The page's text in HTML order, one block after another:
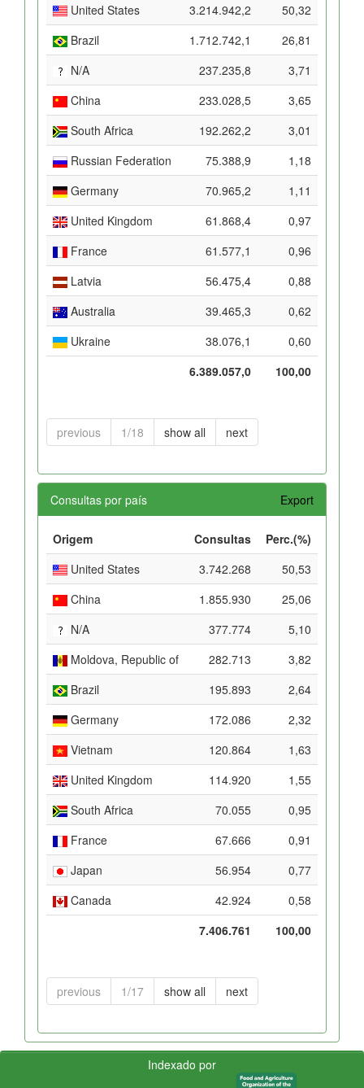
United States 3.214.942,2
50,32
Brazil
1.712.742,1
26,81
N/A
237.235,8
3,71
China
233.028,5
3,65
South Africa
192.262,2
3,01
Russian Federation
75.388,9
1,18
Germany
70.965,2
1,11
United Kingdom
61.868,4
0,97
France
61.577,1
0,96
Latvia
56.475,4
0,88
Australia
39.465,3
0,62
Ukraine
38.076,1
0,60
6.389.057,0
100,00
previous 1/18 show all next
Consultas por país Export
Origem Consultas
Perc.(%)
United States
3.742.268
50,53
China
1.855.930
25,06
N/A
377.774
5,10
Moldova, Republic of
282.713
3,82
Brazil
195.893
2,64
Germany
172.086
2,32
Vietnam
120.864
1,63
United Kingdom
114.920
1,55
South Africa
70.055
0,95
France
67.666
0,91
Japan
56.954
0,77
Canada
42.924
0,58
7.406.761
100,00
previous 1/17 show all next
Indexado por